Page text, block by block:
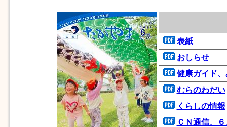
表紙
おしらせ
健康ガイド
むらのわだい
くらしの情報
ＣＮ通信、